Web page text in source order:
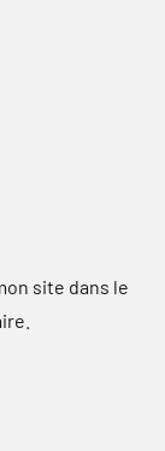
site dans le